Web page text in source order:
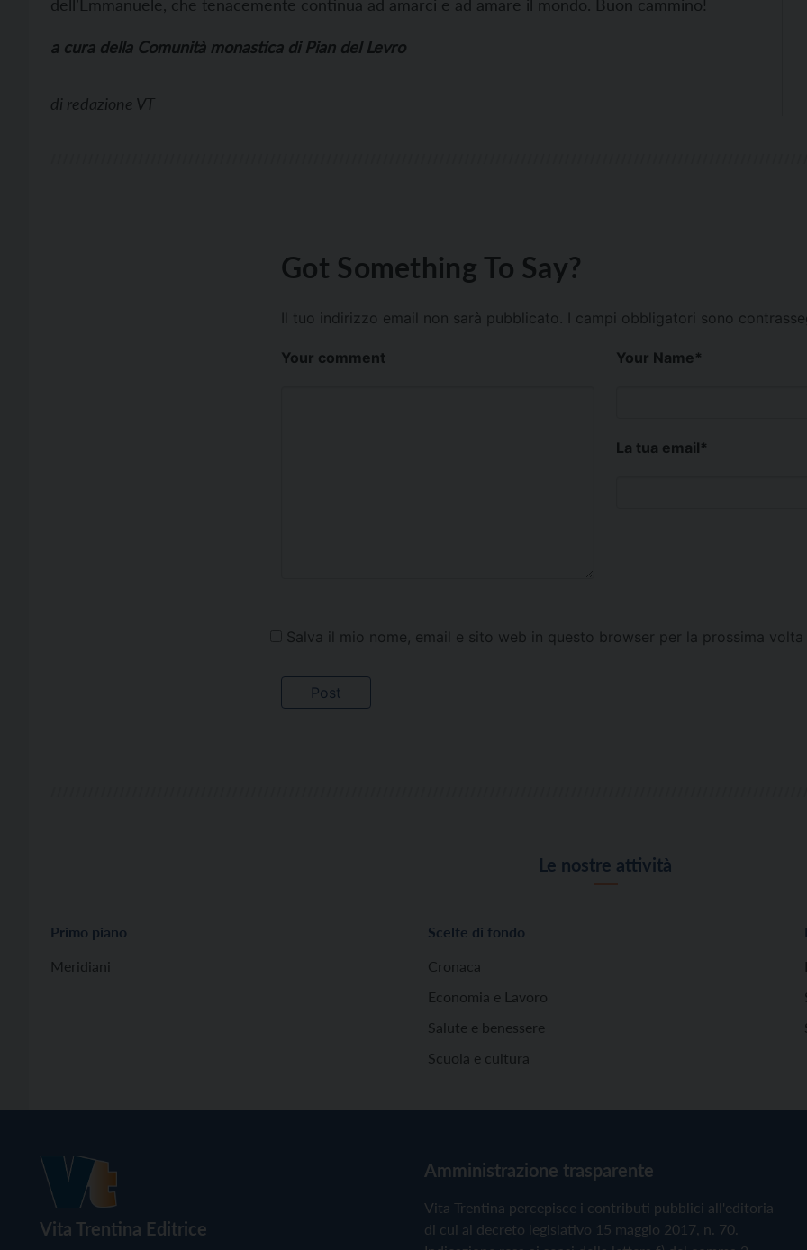
dell’Emmanuele, che tenacemente continua ad amarci e ad amare il mondo. Buon cammino!
a cura della Comunità monastica di Pian del Levro
di redazione VT
Got Something To Say?
Il tuo indirizzo email non sarà pubblicato. I campi obbligatori sono
Your comment Your Name*
La tua email*
Salva il mio nome, email e sito web in questo browser per la prossima
Le nostre attività
Primo piano
Meridiani
Scelte di fondo
Cronaca
Economia e Lavoro
Salute e benessere
Scuola e cultura
Vita Trentina Editrice
Amministrazione trasparente
Vita Trentina percepisce i contributi pubblici all'editoria
di cui al decreto legislativo 15 maggio 2017, n. 70.